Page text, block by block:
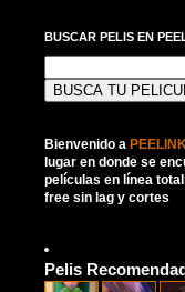
BUSCAR PELIS EN
Bienvenido a
lugar en donde se
películas en línea
free sin lag y cortes
Pelis